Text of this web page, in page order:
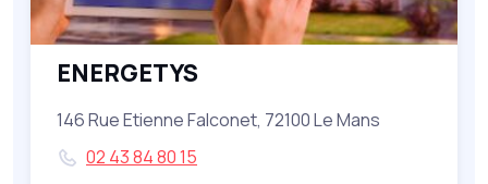
ENERGETYS
146 Rue Etienne Falconet, 72100 Le Mans
02 43 84 80 15